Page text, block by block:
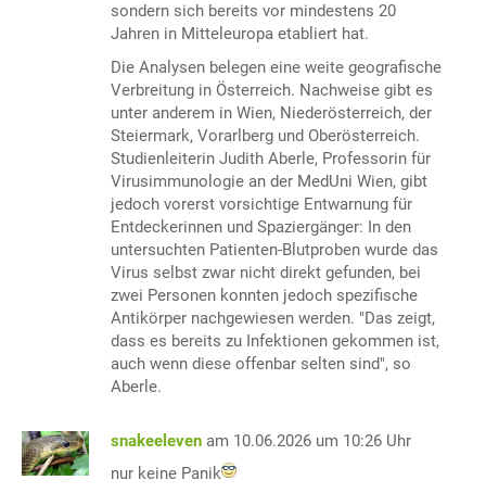
sondern sich bereits vor mindestens 20
Jahren in Mitteleuropa etabliert hat.
Die Analysen belegen eine weite geografische
Verbreitung in Österreich. Nachweise gibt es
unter anderem in Wien, Niederösterreich, der
Steiermark, Vorarlberg und Oberösterreich.
Studienleiterin Judith Aberle, Professorin für
Virusimmunologie an der MedUni Wien, gibt
jedoch vorerst vorsichtige Entwarnung für
Entdeckerinnen und Spaziergänger: In den
untersuchten Patienten-Blutproben wurde das
Virus selbst zwar nicht direkt gefunden, bei
zwei Personen konnten jedoch spezifische
Antikörper nachgewiesen werden. "Das zeigt,
dass es bereits zu Infektionen gekommen ist,
auch wenn diese offenbar selten sind", so
Aberle.
snakeeleven am 10.06.2026 um 10:26 Uhr
nur keine Panik